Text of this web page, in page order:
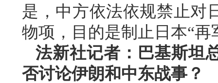
是，中方依法依规禁止对
物项，目的是制止日本“
法新社记者：巴基斯坦
否讨论伊朗和中东战事？